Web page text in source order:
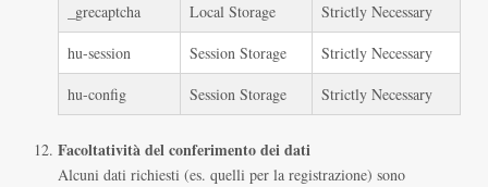
_grecaptcha Local Storage
Strictly Necessary
hu-session
Session Storage
Strictly Necessary
hu-config
Session Storage Strictly Necessary
Facoltatività del conferimento dei dati
Alcuni dati richiesti (es. quelli per la registrazione) sono